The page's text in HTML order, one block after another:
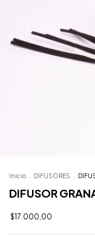
Inicio DIFUSORES
DIFUSOR
$17.000,00